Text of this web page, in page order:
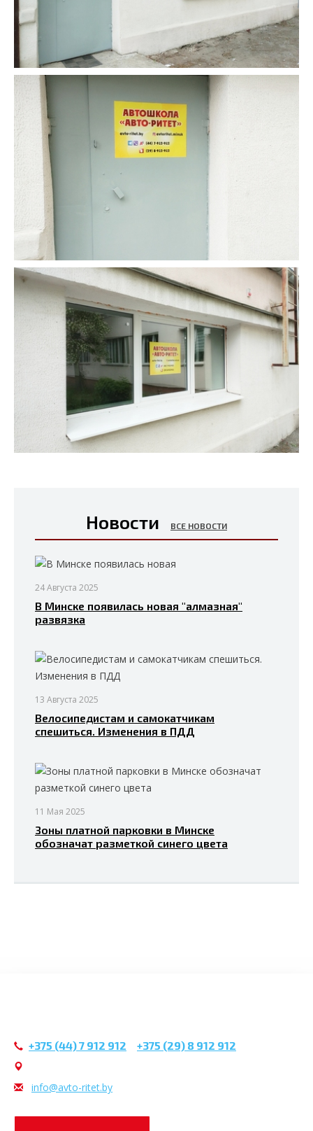
Новости ВСЕ НОВОСТИ
24 Августа 2025
В Минске появилась новая "алмазная"
развязка
13 Августа 2025
Велосипедистам и самокатчикам
спешиться. Изменения в ПДД
11 Мая 2025
Зоны платной парковки в Минске
обозначат разметкой синего цвета
+375 (44) 7 912 912 +375 (29) 8 912 912
infо@avtо-ritеt.by